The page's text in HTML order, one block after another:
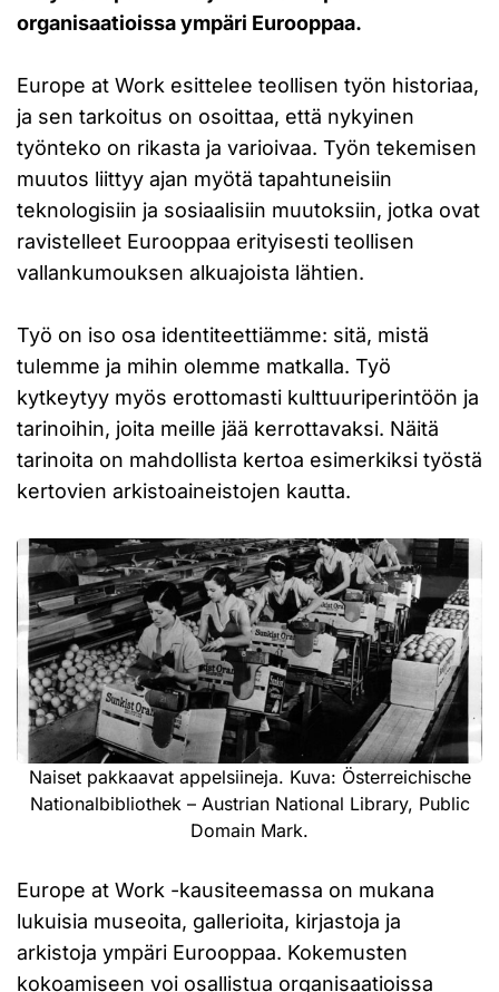
organisaatioissa ympäri Eurooppaa.
Europe at Work esittelee teollisen työn historiaa,
ja sen tarkoitus on osoittaa, että nykyinen
työnteko on rikasta ja varioivaa. Työn tekemisen
muutos liittyy ajan myötä tapahtuneisiin
teknologisiin ja sosiaalisiin muutoksiin, jotka ovat
ravistelleet Eurooppaa erityisesti teollisen
vallankumouksen alkuajoista lähtien.
Työ on iso osa identiteettiämme: sitä, mistä
tulemme ja mihin olemme matkalla. Työ
kytkeytyy myös erottomasti kulttuuriperintöön ja
tarinoihin, joita meille jää kerrottavaksi. Näitä
tarinoita on mahdollista kertoa esimerkiksi työstä
kertovien arkistoaineistojen kautta.
Naiset pakkaavat appelsiineja. Kuva: Österreichische
Nationalbibliothek – Austrian National Library, Public
Domain Mark.
Europe at Work -kausiteemassa on mukana
lukuisia museoita, gallerioita, kirjastoja ja
arkistoja ympäri Eurooppaa. Kokemusten
kokoamiseen voi osallistua organisaatioissa